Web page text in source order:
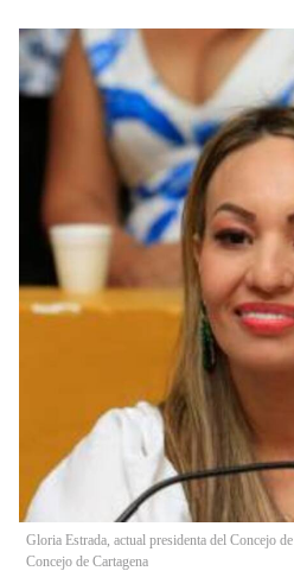
Gloria Estrada, actual presidenta del Concejo
Concejo de Cartagena